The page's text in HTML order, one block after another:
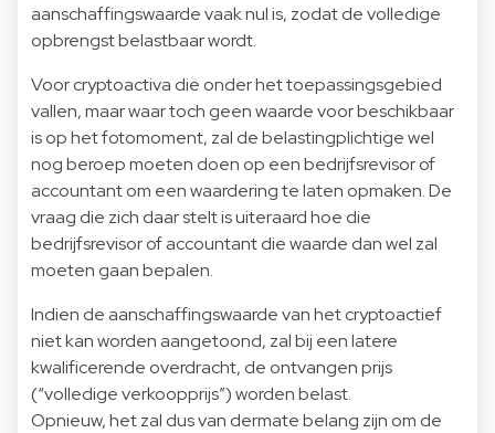
aanschaffingswaarde vaak nul is, zodat de volledige
opbrengst belastbaar wordt.
Voor cryptoactiva die onder het toepassingsgebied
vallen, maar waar toch geen waarde voor beschikbaar
is op het fotomoment, zal de belastingplichtige wel
nog beroep moeten doen op een bedrijfsrevisor of
accountant om een waardering te laten opmaken. De
vraag die zich daar stelt is uiteraard hoe die
bedrijfsrevisor of accountant die waarde dan wel zal
moeten gaan bepalen.
Indien de aanschaffingswaarde van het cryptoactief
niet kan worden aangetoond, zal bij een latere
kwalificerende overdracht, de ontvangen prijs
(“volledige verkoopprijs”) worden belast.
Opnieuw, het zal dus van dermate belang zijn om de